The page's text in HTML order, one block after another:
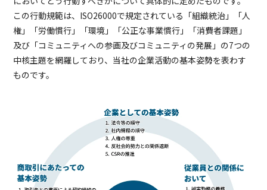
この行動規範は、ISO26000で規定されている「組織統治」「人
権」「労働慣行」「環境」「公正な事業慣行」「消費者課題」
及び「コミュニティへの参画及びコミュニティの発展」の7つの
中核主題を網羅しており、当社の企業活動の基本姿勢を表わす
ものです。